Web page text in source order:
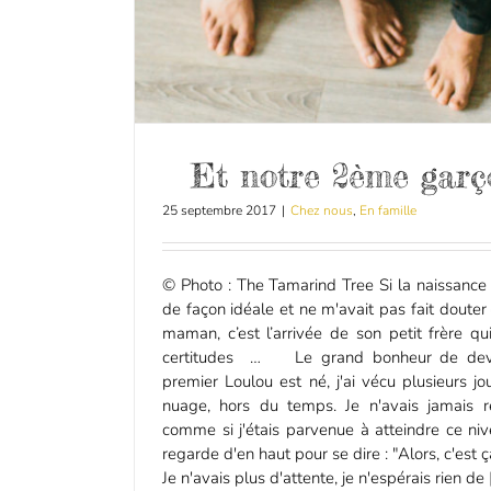
Et notre 2ème
25 septembre 2017 | Chez nous, En famille
© Photo : The Tamarind Tree Si la
de façon idéale et ne m'avait pas fait
maman, c’est l’arrivée de son petit frère
certitudes … Le grand bonheur de
premier Loulou est né, j'ai vécu plusieurs
nuage, hors du temps. Je n'avais jamais
comme si j'étais parvenue à atteindre ce
regarde d'en haut pour se dire : "Alors, c'est
Je n'avais plus d'attente, je n'espérais rien de